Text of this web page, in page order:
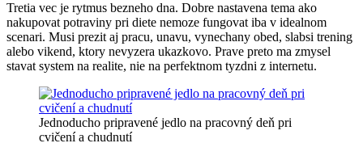
Tretia vec je rytmus bezneho dna. Dobre nastavena tema ako
nakupovat potraviny pri diete nemoze fungovat iba v idealnom
scenari. Musi prezit aj pracu, unavu, vynechany obed, slabsi trening
alebo vikend, ktory nevyzera ukazkovo. Prave preto ma zmysel
stavat system na realite, nie na perfektnom tyzdni z internetu.
Jednoducho pripravené jedlo na pracovný deň pri
cvičení a chudnutí